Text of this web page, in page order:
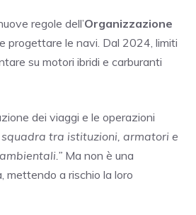
regole dell’Organizzazione
progettare le navi. Dal 2024, limiti
su motori ibridi e carburanti
dei viaggi e le operazioni
tra istituzioni, armatori e
Ma non è una
mettendo a rischio la loro